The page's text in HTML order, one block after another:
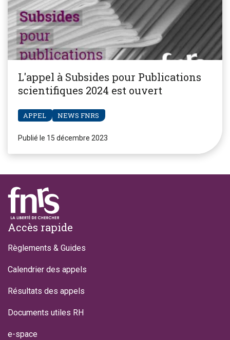
L'appel à Subsides pour Publications
scientifiques 2024 est ouvert
APPEL NEWS FNRS
Publié le 15 décembre 2023
Footer
Accès rapide
Règlements & Guides
Calendrier des appels
Résultats des appels
Documents utiles RH
e-space